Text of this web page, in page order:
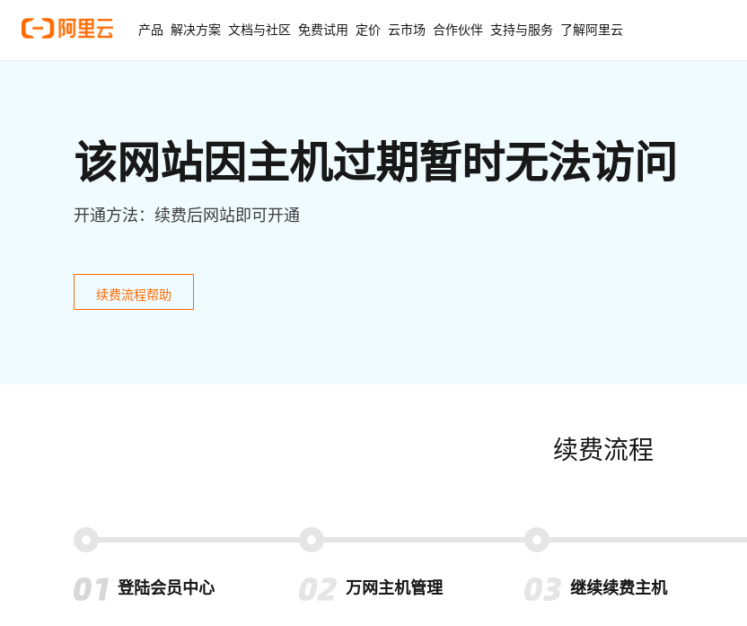
产品 解决方案 文档与社区 免费试用 定价 云市场 合作伙伴 支持与服务 了解阿里云
该网站因主机过期暂时无法访问
开通方法：续费后网站即可开通
续费流程帮助
续费流程
登陆会员中心 万网主机管理 继续续费主机